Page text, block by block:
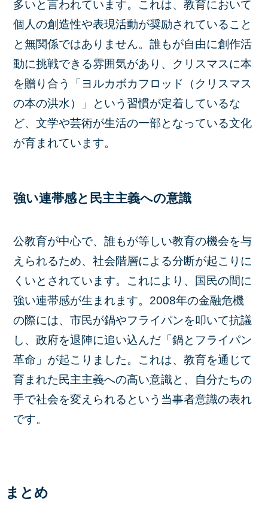
多いと言われています。これは、教育において
個人の創造性や表現活動が奨励されていること
と無関係ではありません。誰もが自由に創作活
動に挑戦できる雰囲気があり、クリスマスに本
を贈り合う「ヨルカボカフロッド（クリスマス
の本の洪水）」という習慣が定着しているな
ど、文学や芸術が生活の一部となっている文化
が育まれています。
強い連帯感と民主主義への意識
公教育が中心で、誰もが等しい教育の機会を与
えられるため、社会階層による分断が起こりに
くいとされています。これにより、国民の間に
強い連帯感が生まれます。2008年の金融危機
の際には、市民が鍋やフライパンを叩いて抗議
し、政府を退陣に追い込んだ「鍋とフライパン
革命」が起こりました。これは、教育を通じて
育まれた民主主義への高い意識と、自分たちの
手で社会を変えられるという当事者意識の表れ
です。
まとめ